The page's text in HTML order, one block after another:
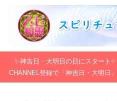
✨神吉日・大明日の日にスタート
CHANNEL登録で「神吉日・大明日